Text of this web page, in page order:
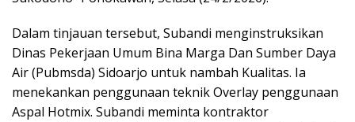
Dalam tinjauan tersebut, Subandi menginstruksikan
Dinas Pekerjaan Umum Bina Marga Dan Sumber Daya
Air (Pubmsda) Sidoarjo untuk nambah Kualitas. Ia
menekankan penggunaan teknik Overlay penggunaan
Aspal Hotmix. Subandi meminta kontraktor